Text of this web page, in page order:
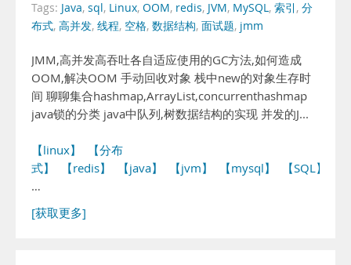
Tags: Java, sql, Linux, OOM, redis, JVM, MySQL, 索引 , 分
布式, 高并发, 线程, 空格, 数据结构, 面试题, jmm
JMM,高并发高吞吐各自适应使用的GC方法,如何造成
OOM,解决OOM 手动回收对象 栈中new的对象生存时
间 聊聊集合hashmap,ArrayList,concurrenthashmap
java锁的分类 java中队列,树数据结构的实现 并发的J...
【linux】
【分布
式】
【redis】 【java】 【jvm】 【mysql】
【SQL】
…
[获取更多]